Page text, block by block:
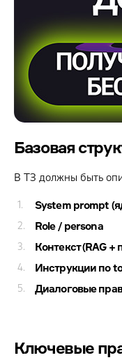
Базовая
В ТЗ должны быть
System prompt
Role / persona
Контекст (RAG +
Инструкции по
Диалоговые
Ключевые